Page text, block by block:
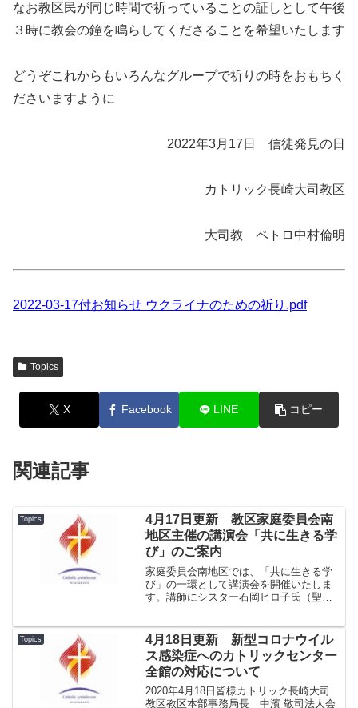
なお教区民が同じ時間で祈っていることの証しとして午後
３時に教会の鐘を鳴らしてくださることを希望いたします
どうぞこれからもいろんなグループで祈りの時をおもちく
ださいますように
2022年3月17日 信徒発見の日
カトリック長崎大司教区
大司教 ペトロ中村倫明
2022-03-17付お知らせ ウクライナのための祈り.pdf
Topics
X Facebook LINE コピー
関連記事
Topics
4月17日更新 教区家庭委員会南
地区主催の講演会「共に生きる学
び」のご案内
家庭委員会南地区では、「共に生きる学
び」の一環として講演会を開催いたしま
す。講師にシスター石岡ヒロ子氏（聖フ
石岡については、教区行事などで看護協
会救護班としてお世話にな...
Topics
4月18日更新 新型コロナウイル
ス感染症へのカトリックセンター
全館の対応について
2020年4月18日皆様カトリック長崎大司
教区教区本部事務局長 中濱 敬司法人会